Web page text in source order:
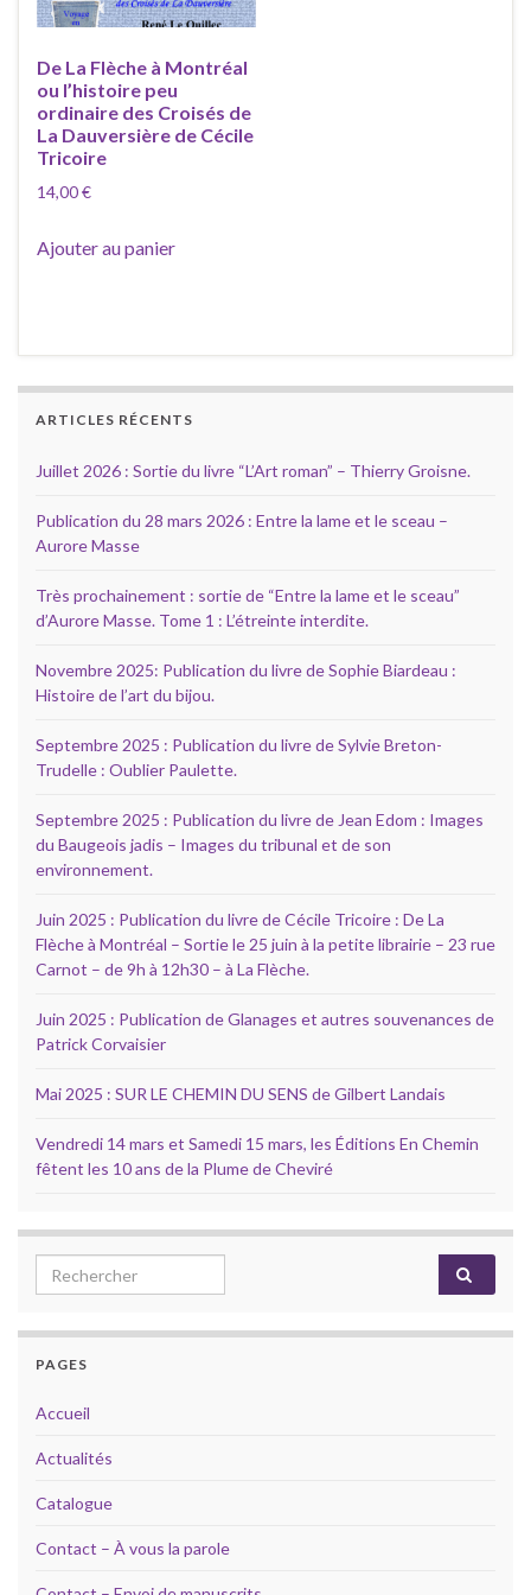
De La Flèche à Montréal
ou l’histoire peu
ordinaire des Croisés de
La Dauversière de Cécile
Tricoire
14,00€
Ajouter au panier
ARTICLES RÉCENTS
Juillet 2026 : Sortie du livre “L’Art roman” – Thierry Groisne.
Publication du 28 mars 2026 : Entre la lame et le sceau –
Aurore Masse
Très prochainement : sortie de “Entre la lame et le sceau”
d’Aurore Masse. Tome 1 : L’étreinte interdite.
Novembre 2025: Publication du livre de Sophie Biardeau :
Histoire de l’art du bijou.
Septembre 2025 : Publication du livre de Sylvie Breton-
Trudelle : Oublier Paulette.
Septembre 2025 : Publication du livre de Jean Edom : Images
du Baugeois jadis – Images du tribunal et de son
environnement.
Juin 2025 : Publication du livre de Cécile Tricoire : De La
Flèche à Montréal – Sortie le 25 juin à la petite librairie – 23 rue
Carnot – de 9h à 12h30 – à La Flèche.
Juin 2025 : Publication de Glanages et autres souvenances de
Patrick Corvaisier
Mai 2025 : SUR LE CHEMIN DU SENS de Gilbert Landais
Vendredi 14 mars et Samedi 15 mars, les Éditions En Chemin
fêtent les 10 ans de la Plume de Cheviré
Search for:
PAGES
Accueil
Actualités
Catalogue
Contact – À vous la parole